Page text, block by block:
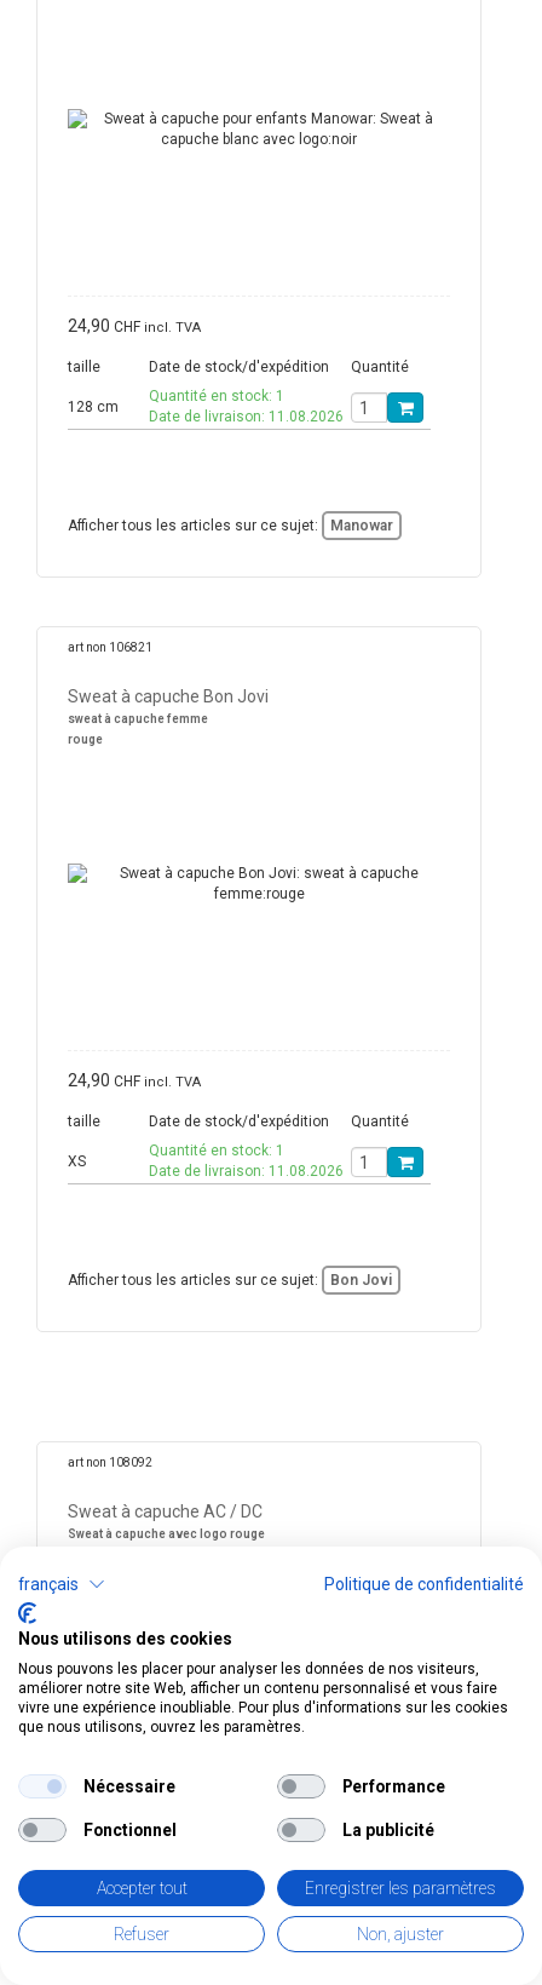
24,90 CHF incl. TVA
taille Date de stock/d'expédition Quantité
128 cm
Quantité en stock: 1
Date de livraison: 11.08.2026
Afficher tous les articles sur ce sujet: Manowar
art non 106821
Sweat à capuche Bon Jovi
sweat à capuche femme
rouge
24,90 CHF incl. TVA
taille Date de stock/d'expédition Quantité
XS
Quantité en stock: 1
Date de livraison: 11.08.2026
Afficher tous les articles sur ce sujet: Bon Jovi
art non 108092
Sweat à capuche AC / DC
Sweat à capuche avec logo rouge
24,90CHF incl. TVA
Date de stock/d'expédition Quantité
français Politique de confidentialité
Nous utilisons des cookies
Nous pouvons les placer pour analyser les données de nos visiteurs,
améliorer notre site Web, afficher un contenu personnalisé et vous faire
vivre une expérience inoubliable. Pour plus d'informations sur les cookies
que nous utilisons, ouvrez les paramètres.
Nécessaire Performance
Fonctionnel La publicité
Accepter tout Enregistrer les paramètres
Refuser Non, ajuster